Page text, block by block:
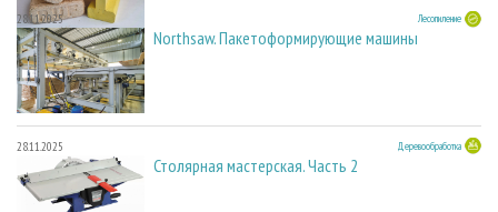
28.11.2025 Лесопиление
Northsaw. Пакетоформирующие машины
28.11.2025 Деревообработка
Столярная мастерская. Часть 2